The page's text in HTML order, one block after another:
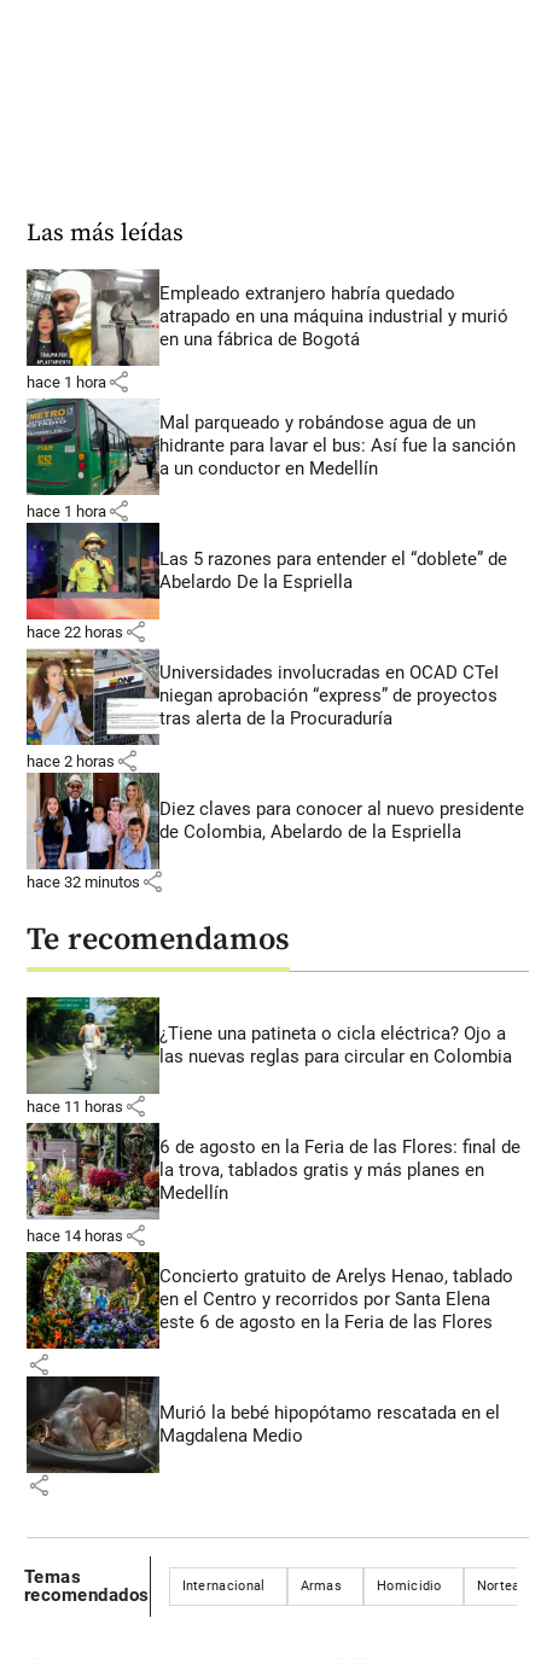
Las más leídas
Empleado extranjero habría quedado
atrapado en una máquina industrial y murió
en una fábrica de Bogotá
hace 1 hora share
Mal parqueado y robándose agua de un
hidrante para lavar el bus: Así fue la sanción
a un conductor en Medellín
hace 1 hora share
Las 5 razones para entender el “doblete” de
Abelardo De la Espriella
hace 22 horas share
Universidades involucradas en OCAD CTeI
niegan aprobación “express” de proyectos
tras alerta de la Procuraduría
hace 2 horas share
Diez claves para conocer al nuevo presidente
de Colombia, Abelardo de la Espriella
hace 32 minutos share
Te recomendamos
¿Tiene una patineta o cicla eléctrica? Ojo a
las nuevas reglas para circular en Colombia
hace 11 horas share
6 de agosto en la Feria de las Flores: final de
la trova, tablados gratis y más planes en
Medellín
hace 14 horas share
Concierto gratuito de Arelys Henao, tablado
en el Centro y recorridos por Santa Elena
este 6 de agosto en la Feria de las Flores
share
Murió la bebé hipopótamo rescatada en el
Magdalena Medio
share
Temas
recomendados
Internacional Armas Homicidio